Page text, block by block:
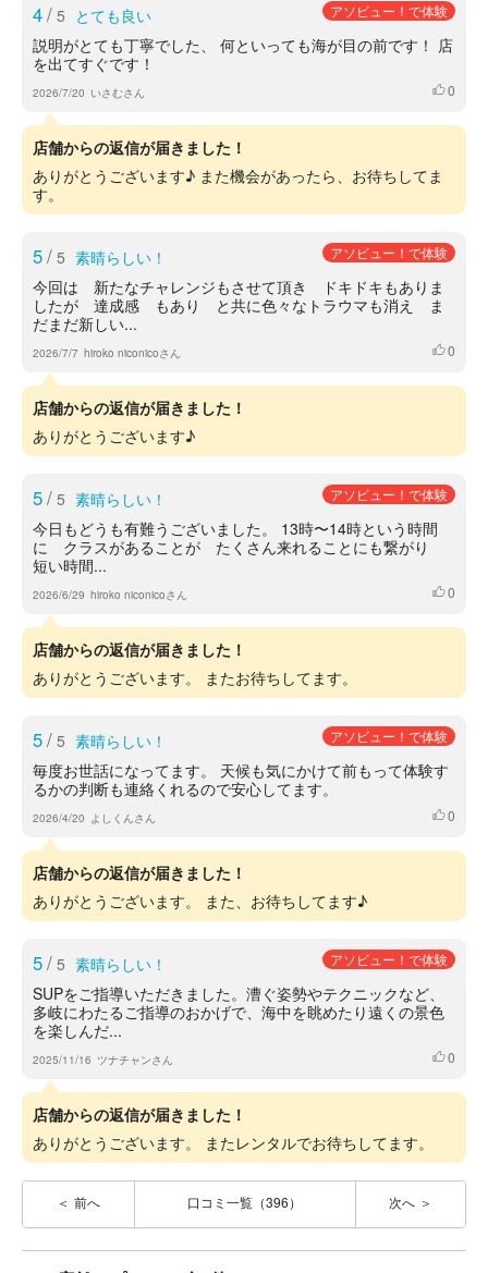
4/ 5 とても良い アソビュー！で体験
説明がとても丁寧でした、 何といっても海が目の前です！ 店
を出てすぐです！
2026/7/20 いさむさん いいね
0
店舗からの返信が届きました！
ありがとうございます♪ また機会があったら、お待ちしてま
す。
5/ 5 素晴らしい！ アソビュー！で体験
今回は 新たなチャレンジもさせて頂き ドキドキもありま
したが 達成感 もあり と共に色々なトラウマも消え ま
だまだ新しい...
2026/7/7 hiroko niconicoさん いいね
0
店舗からの返信が届きました！
ありがとうございます♪
5/ 5 素晴らしい！ アソビュー！で体験
今日もどうも有難うございました。 13時〜14時という時間
に クラスがあることが たくさん来れることにも繋がり
短い時間...
2026/6/29 hiroko niconicoさん いいね
0
店舗からの返信が届きました！
ありがとうございます。 またお待ちしてます。
5/ 5 素晴らしい！ アソビュー！で体験
毎度お世話になってます。 天候も気にかけて前もって体験す
るかの判断も連絡くれるので安心してます。
2026/4/20 よしくんさん いいね
0
店舗からの返信が届きました！
ありがとうございます。 また、お待ちしてます♪
5/ 5 素晴らしい！ アソビュー！で体験
SUPをご指導いただきました。漕ぐ姿勢やテクニックなど、
多岐にわたるご指導のおかげで、海中を眺めたり遠くの景色
を楽しんだ...
2025/11/16 ツナチャンさん いいね
0
店舗からの返信が届きました！
ありがとうございます。 またレンタルでお待ちしてます。
前へ 口コミ一覧（396） 次へ